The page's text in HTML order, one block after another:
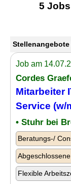
5
Job am
Cordes
Mitarbeiter
Service (w/
• Stuhr bei
Beratungs-/
Flexible